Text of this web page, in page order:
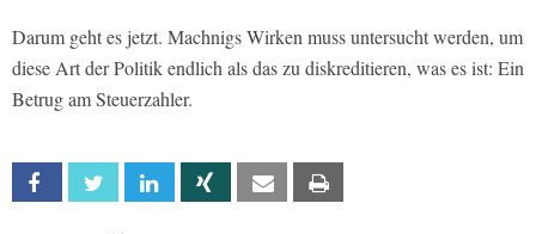
Darum geht es jetzt. Machnigs Wirken muss untersucht werden, um
diese Art der Politik endlich als das zu diskreditieren, was es ist: Ein
Betrug am Steuerzahler.
Facebook Twitter Linkedin Xing Email